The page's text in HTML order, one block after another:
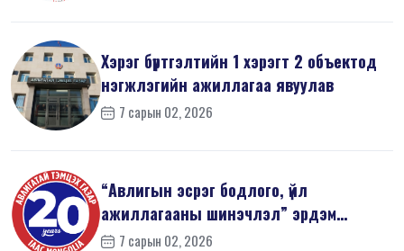
Хэрэг бүртгэлтийн 1 хэрэгт 2 объектод
нэгжлэгийн ажиллагаа явуулав
7 сарын 02, 2026
“Авлигын эсрэг бодлого, үйл
ажиллагааны шинэчлэл” эрдэм
шинжилгээний б...
7 сарын 02, 2026